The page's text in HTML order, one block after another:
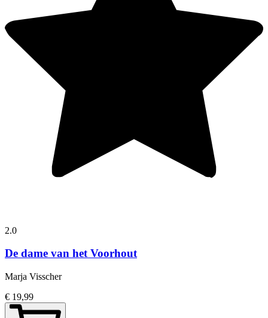
2.0
De dame van het Voorhout
Marja Visscher
€ 19,99